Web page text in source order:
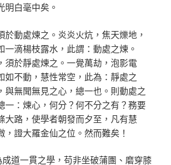
明白毫中矣。
於動處煉之。炎炎火炕，焦天爍地，
一滴楊枝露水，此謂：動處之煉。
須於靜處煉之。一覺萬劫，泡影電
如不動，慧性常空，此為：靜處之
與無聞無見之心，總一也。則動處之
一：煉心，何分？何不分之有？務要
大路，使學者朝發而夕至，凡有慧
，證大羅金仙之位。然而難矣！
成道一貫之學，苟非坐破蒲團、磨穿膝